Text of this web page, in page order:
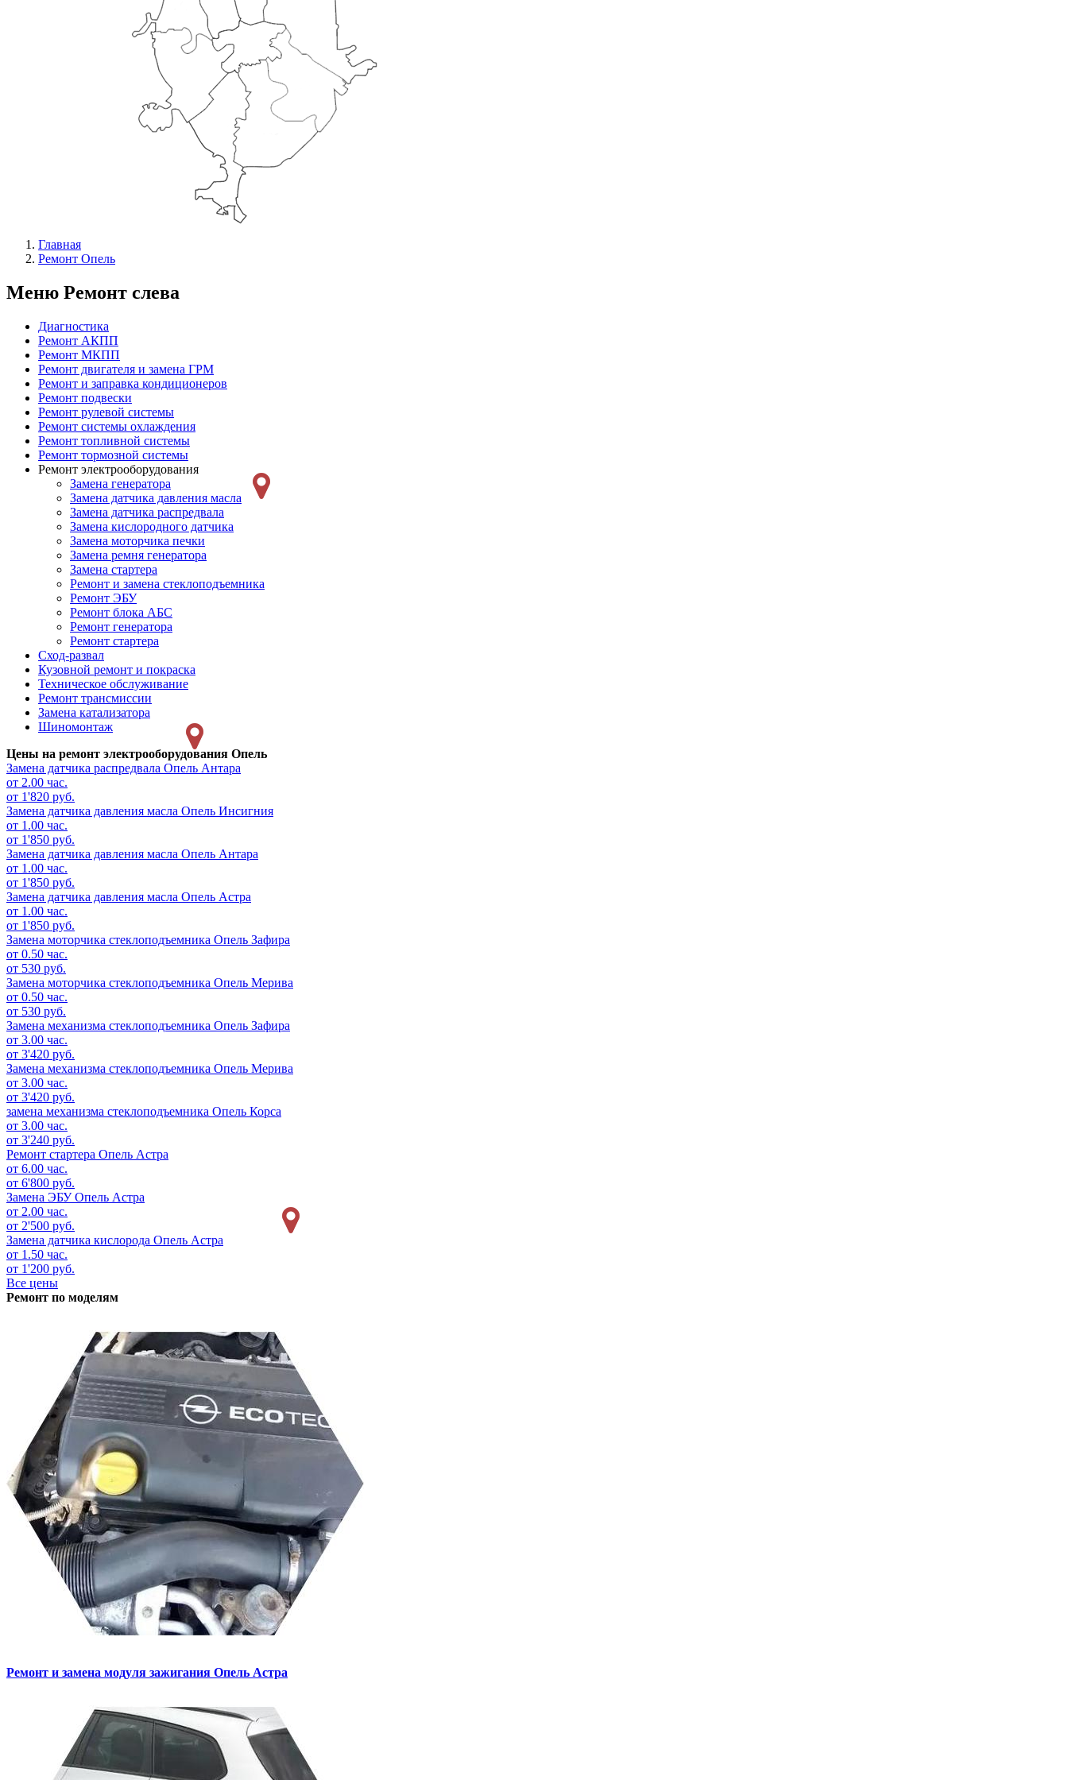
Главная
Ремонт Опель
Меню Ремонт слева
Диагностика
Ремонт АКПП
Ремонт МКПП
Ремонт двигателя и замена ГРМ
Ремонт и заправка кондиционеров
Ремонт подвески
Ремонт рулевой системы
Ремонт системы охлаждения
Ремонт топливной системы
Ремонт тормозной системы
Ремонт электрооборудования
Замена генератора
Замена датчика давления масла
Замена датчика распредвала
Замена кислородного датчика
Замена моторчика печки
Замена ремня генератора
Замена стартера
Ремонт и замена стеклоподъемника
Ремонт ЭБУ
Ремонт блока АБС
Ремонт генератора
Ремонт стартера
Сход-развал
Кузовной ремонт и покраска
Техническое обслуживание
Ремонт трансмиссии
Замена катализатора
Шиномонтаж
Цены на ремонт электрооборудования Опель
Замена датчика распредвала Опель Антара
от 2.00 час.
от 1'820 руб.
Замена датчика давления масла Опель Инсигния
от 1.00 час.
от 1'850 руб.
Замена датчика давления масла Опель Антара
от 1.00 час.
от 1'850 руб.
Замена датчика давления масла Опель Астра
от 1.00 час.
от 1'850 руб.
Замена моторчика стеклоподъемника Опель Зафира
от 0.50 час.
от 530 руб.
Замена моторчика стеклоподъемника Опель Мерива
от 0.50 час.
от 530 руб.
Замена механизма стеклоподъемника Опель Зафира
от 3.00 час.
от 3'420 руб.
Замена механизма стеклоподъемника Опель Мерива
от 3.00 час.
от 3'420 руб.
замена механизма стеклоподъемника Опель Корса
от 3.00 час.
от 3'240 руб.
Ремонт стартера Опель Астра
от 6.00 час.
от 6'800 руб.
Замена ЭБУОпель Астра
от 2.00 час.
от 2'500 руб.
Замена датчика кислорода Опель Астра
от 1.50 час.
от 1'200 руб.
Все цены
Ремонт по моделям
Ремонт и замена модуля зажигания Опель Астра